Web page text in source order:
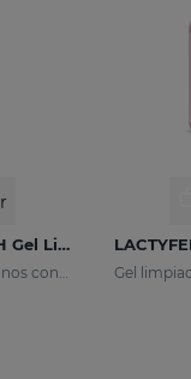
LACTYFERRIN OH Gel Limpiador 500ml